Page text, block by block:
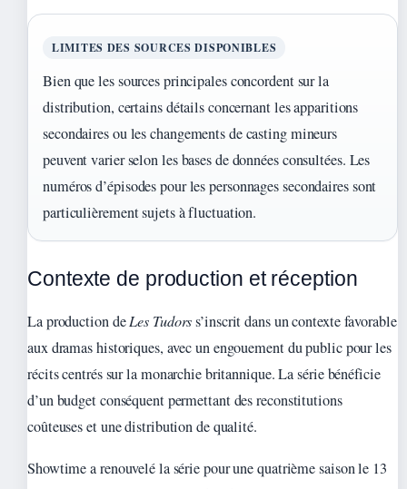
LIMITES DES SOURCES DISPONIBLES
Bien que les sources principales concordent sur la
distribution, certains détails concernant les apparitions
secondaires ou les changements de casting mineurs
peuvent varier selon les bases de données consultées. Les
numéros d’épisodes pour les personnages secondaires sont
particulièrement sujets à fluctuation.
Contexte de production et réception
La production deLes Tudorss’inscrit dans un contexte favorable
aux dramas historiques, avec un engouement du public pour les
récits centrés sur la monarchie britannique. La série bénéficie
d’un budget conséquent permettant des reconstitutions
coûteuses et une distribution de qualité.
Showtime a renouvelé la série pour une quatrième saison le 13